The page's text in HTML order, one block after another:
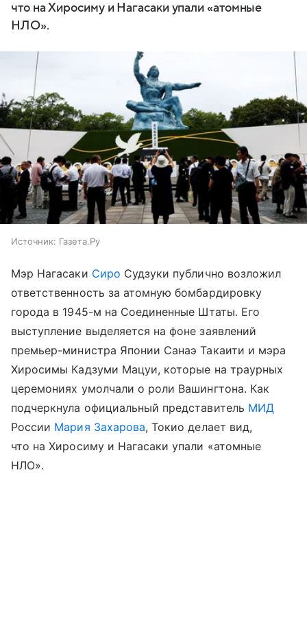
что на Хиросиму и Нагасаки упали «атомные
НЛО».
Источник: Газета.Ру
Мэр Нагасаки Сиро Судзуки публично возложил
ответственность за атомную бомбардировку
города в 1945-м на Соединенные Штаты. Его
выступление выделяется на фоне заявлений
премьер-министра Японии Санаэ Такаити и мэра
Хиросимы Кадзуми Мацуи, которые на траурных
церемониях умолчали о роли Вашингтона. Как
подчеркнула официальный представитель МИД
России Мария Захарова, Токио делает вид,
что на Хиросиму и Нагасаки упали «атомные
НЛО».